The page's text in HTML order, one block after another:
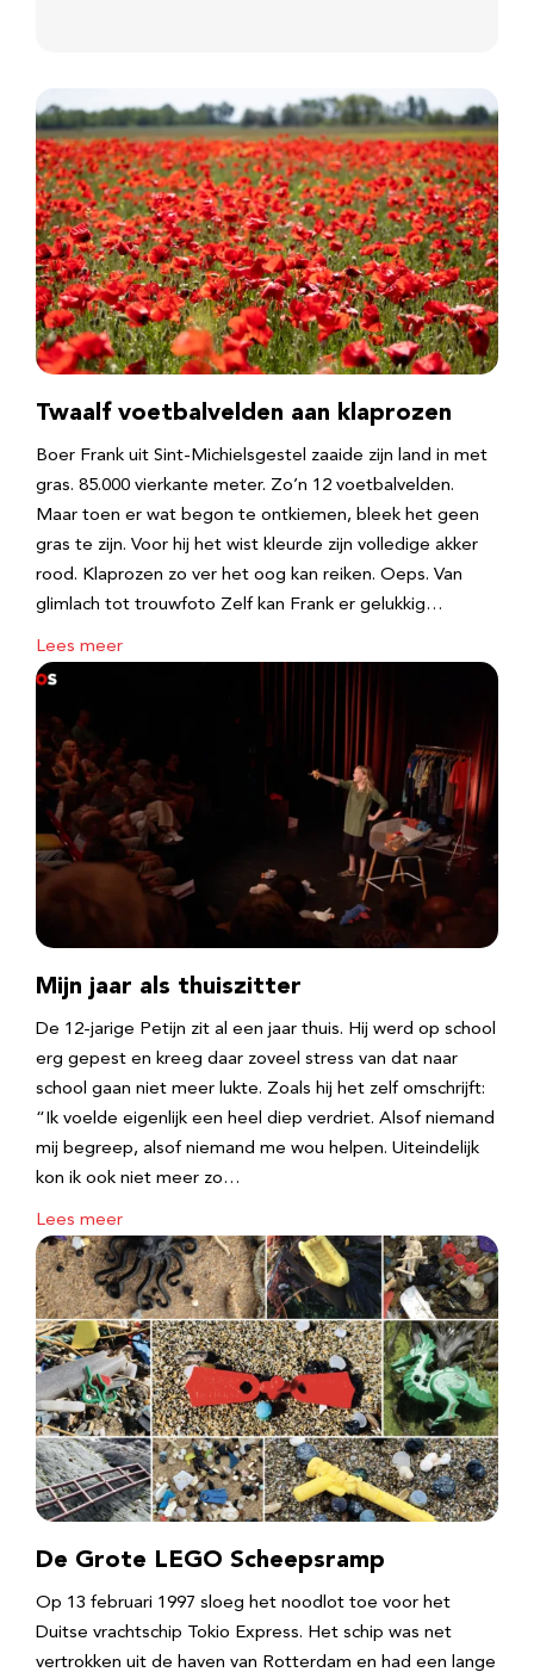
Twaalf voetbalvelden aan klaprozen
Boer Frank uit Sint-Michielsgestel zaaide zijn land in met
gras. 85.000 vierkante meter. Zo’n 12 voetbalvelden.
Maar toen er wat begon te ontkiemen, bleek het geen
gras te zijn. Voor hij het wist kleurde zijn volledige akker
rood. Klaprozen zo ver het oog kan reiken. Oeps. Van
glimlach tot trouwfoto Zelf kan Frank er gelukkig…
Lees meer
Mijn jaar als thuiszitter
De 12-jarige Petijn zit al een jaar thuis. Hij werd op school
erg gepest en kreeg daar zoveel stress van dat naar
school gaan niet meer lukte. Zoals hij het zelf omschrijft:
“Ik voelde eigenlijk een heel diep verdriet. Alsof niemand
mij begreep, alsof niemand me wou helpen. Uiteindelijk
kon ik ook niet meer zo…
Lees meer
De Grote LEGO Scheepsramp
Op 13 februari 1997 sloeg het noodlot toe voor het
Duitse vrachtschip Tokio Express. Het schip was net
vertrokken uit de haven van Rotterdam en had een lange